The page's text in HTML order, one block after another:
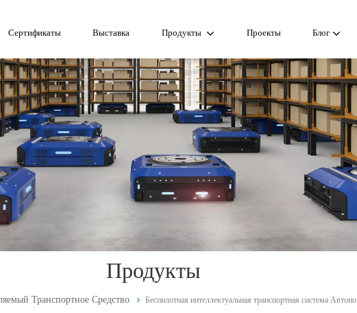
Сертификаты Выставка Продукты Проекты Блог
Продукты
Транспортное Средство Беспилотная интеллектуальная транспортная система